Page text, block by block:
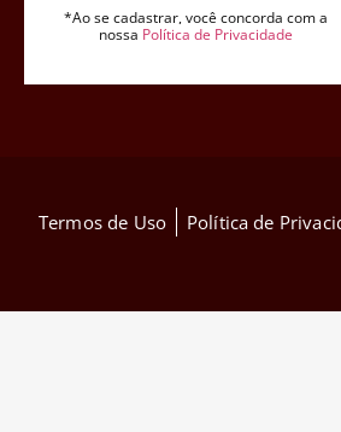
*Ao se cadastrar, você concorda com a
nossa Política de Privacidade
Termos de Uso Política de